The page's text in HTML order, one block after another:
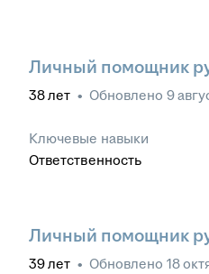
Личный помощник
38лет • Обновлено 9
Ключевые навыки
Ответственность
Личный помощник
39лет • Обновлено 18